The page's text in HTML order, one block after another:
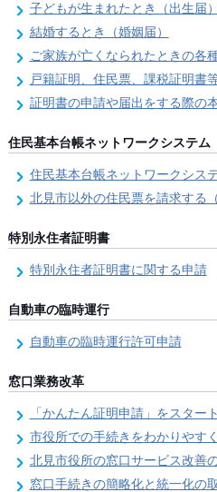
子どもが生まれたとき（出生届）
結婚するとき（婚姻届）
ご家族が亡くなられたときの各
戸籍証明、住民票、課税証明書等の証
証明書の申請や届出をする際の
住民基本台帳ネットワークシステム
住民基本台帳ネットワークシス
北見市以外の住民票を請求する
特別永住者証明書
特別永住者証明書に関する申請
自動車の臨時運行
自動車の臨時運行許可申請
窓口業務改革
「かんたん証明申請」をスター
市役所での手続きをわかりやすく！「手
北見市役所の窓口サービス改善
窓口手続きの簡略化と統一化の取り組みにつ